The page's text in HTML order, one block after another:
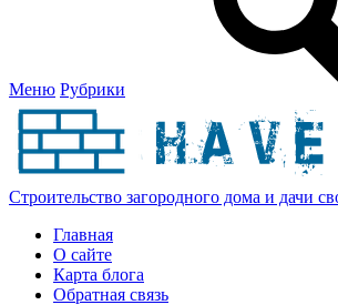
Меню Рубрики
Строительство загородного дома и дачи
Главная
О сайте
Карта блога
Обратная связь